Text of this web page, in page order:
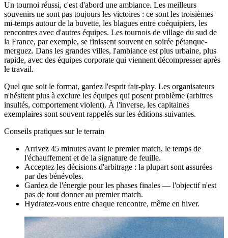
Un tournoi réussi, c'est d'abord une ambiance. Les meilleurs
souvenirs ne sont pas toujours les victoires : ce sont les troisièmes
mi-temps autour de la buvette, les blagues entre coéquipiers, les
rencontres avec d'autres équipes. Les tournois de village du sud de
la France, par exemple, se finissent souvent en soirée pétanque-
merguez. Dans les grandes villes, l'ambiance est plus urbaine, plus
rapide, avec des équipes corporate qui viennent décompresser après
le travail.
Quel que soit le format, gardez l'esprit fair-play. Les organisateurs
n'hésitent plus à exclure les équipes qui posent problème (arbitres
insultés, comportement violent). À l'inverse, les capitaines
exemplaires sont souvent rappelés sur les éditions suivantes.
Conseils pratiques sur le terrain
Arrivez 45 minutes avant le premier match, le temps de
l'échauffement et de la signature de feuille.
Acceptez les décisions d'arbitrage : la plupart sont assurées
par des bénévoles.
Gardez de l'énergie pour les phases finales — l'objectif n'est
pas de tout donner au premier match.
Hydratez-vous entre chaque rencontre, même en hiver.